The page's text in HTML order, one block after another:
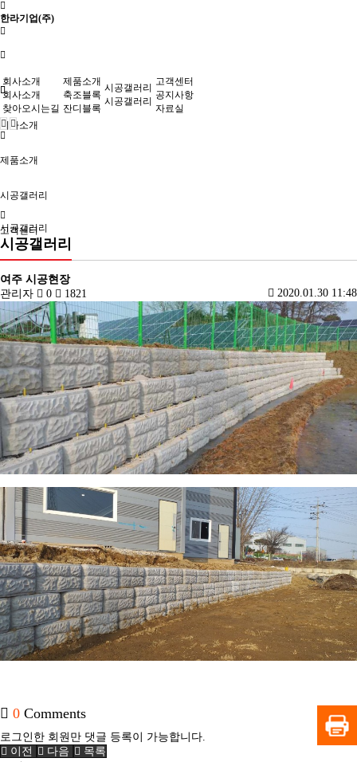
한라기업(주)
회사소개
제품소개
시공갤러리
고객센터
회사소개
회사소개
찾아오시는길
제품소개
축조블록
잔디블록
시공갤러리
시공갤러리
고객센터
공지사항
자료실
시공갤러리
시공갤러리
여주 시공현장
관리자
0 1821 2020.01.30 11:48
0 Comments
로그인한 회원만 댓글 등록이 가능합니다.
이전
다음 목록